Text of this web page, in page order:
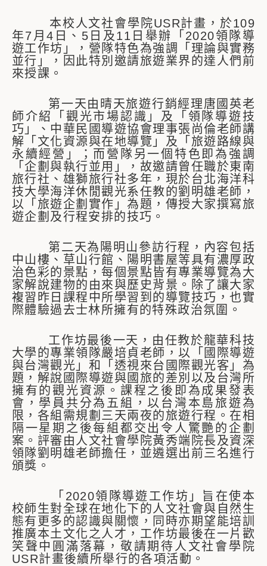
本校人文社會學院USR計畫，於109
年7月4日、5日及11日舉辦「2020領隊導
遊工作坊」，營隊特色為強調「理論與實務
並行」，因此特別邀請旅遊業界的達人們前
來授課。
第一天由晴天旅遊行銷經理唐國英老
師介紹「觀光市場認識」及「領隊導遊技
巧」、中華民國導遊協會理事張尚倫老師講
解「文化資源與在地導覽」及「旅遊路線與
永續經營」；而營隊另一個特色即為強調
「企劃與執行並用」，故邀請曾任職於東南
旅行社、雄獅旅行社多年，現於台北海洋科
技大學海洋休閒觀光系任教的劉明雄老師，
以「旅遊企劃實作」為題，傳授大家撰寫旅
遊企劃及行程安排的技巧。
第二天為陽明山參訪行程，內容包括
中山樓、草山行館、陽明書屋等具有濃厚政
治色彩的景點，每個景點皆有專業導覽為大
家解說建物的由來與歷史背景。除了讓大家
複習昨日課程中所學習到的導覽技巧，也實
際體驗過去士林所擁有的特殊政治氛圍。
工作坊最後一天，由任教於龍華科技
大學的專業領隊嚴培貞老師，以「國際導遊
與台灣觀光」和「透視來台國際觀光客」為
題，解說國際導遊與國旅的差別以及台灣所
擁有的觀光資源。課程之後即為成果發表
會，學員共分為五組，以台灣本島旅遊為
限，各組需規劃三天兩夜的旅遊行程。在相
隔一星期之後每組都交出令人驚艷的企劃
案。評審由人文社會學院黃秀端院長及資深
領隊劉明雄老師擔任，並遴選出前三名進行
頒獎。
「2020領隊導遊工作坊」旨在使本
校師生對全球在地化下的人文社會與自然生
態有更多的認識與關懷，同時亦期望能培訓
推廣本土文化之人才，工作坊最後在一片歡
笑聲中圓滿落幕，敬請期待人文社會學院
USR計畫後續所舉行的各項活動。